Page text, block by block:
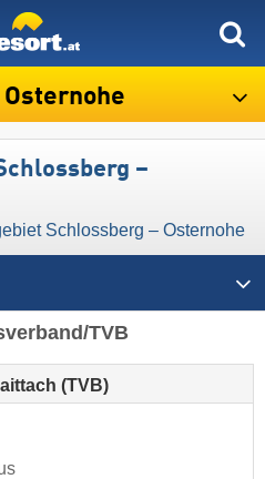
–
Schlossberg – Osternohe
TVB
(TVB)